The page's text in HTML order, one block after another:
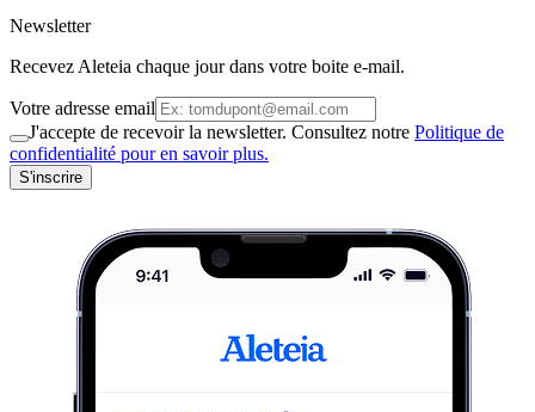
Newsletter
Recevez Aleteia chaque jour dans votre boite e-mail.
Votre adresse email
J'accepte de recevoir la newsletter. Consultez notre Politique de
confidentialité pour en savoir plus.
S'inscrire